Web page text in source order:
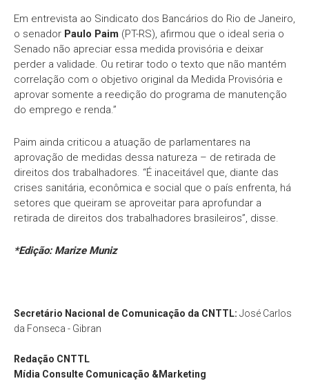
Em entrevista ao Sindicato dos Bancários do Rio de Janeiro,
o senador Paulo Paim (PT-RS), afirmou que o ideal seria o
Senado não apreciar essa medida provisória e deixar
perder a validade. Ou retirar todo o texto que não mantém
correlação com o objetivo original da Medida Provisória e
aprovar somente a reedição do programa de manutenção
do emprego e renda.”
Paim ainda criticou a atuação de parlamentares na
aprovação de medidas dessa natureza – de retirada de
direitos dos trabalhadores. “É inaceitável que, diante das
crises sanitária, econômica e social que o país enfrenta, há
setores que queiram se aproveitar para aprofundar a
retirada de direitos dos trabalhadores brasileiros”, disse.
*Edição: Marize Muniz
Secretário Nacional de Comunicação da CNTTL: José Carlos
da Fonseca - Gibran
Redação CNTTL
Mídia Consulte Comunicação &Marketing